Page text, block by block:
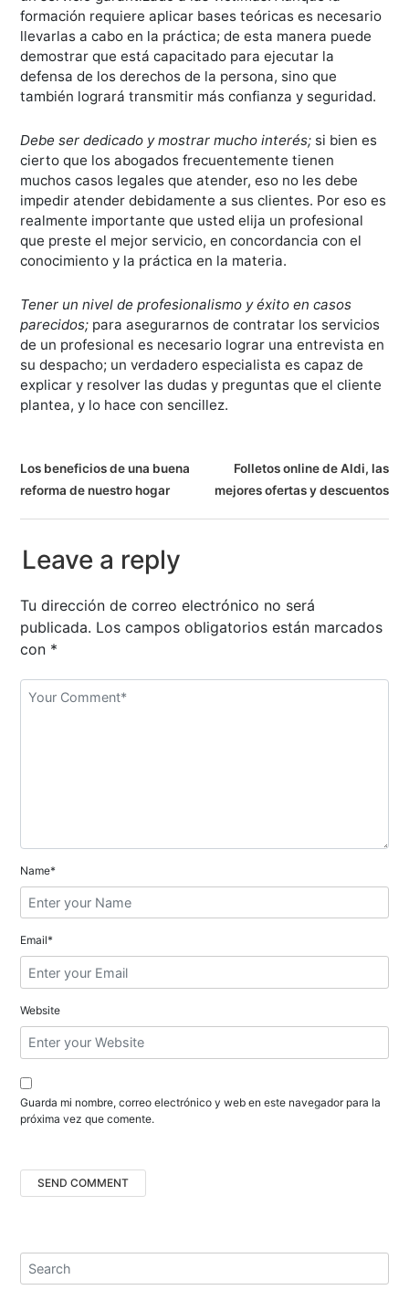
formación requiere aplicar bases teóricas es necesario
llevarlas a cabo en la práctica; de esta manera puede
demostrar que está capacitado para ejecutar la
defensa de los derechos de la persona, sino que
también logrará transmitir más confianza y seguridad.
Debe ser dedicado y mostrar mucho interés; si bien es
cierto que los abogados frecuentemente tienen
muchos casos legales que atender, eso no les debe
impedir atender debidamente a sus clientes. Por eso es
realmente importante que usted elija un profesional
que preste el mejor servicio, en concordancia con el
conocimiento y la práctica en la materia.
Tener un nivel de profesionalismo y éxito en casos
parecidos; para asegurarnos de contratar los servicios
de un profesional es necesario lograr una entrevista en
su despacho; un verdadero especialista es capaz de
explicar y resolver las dudas y preguntas que el cliente
plantea, y lo hace con sencillez.
N
a
v
e
g
a
c
e
e
n
t
r
a
d
a
s
Los beneficios de una buena
reforma de nuestro hogar
Folletos online de Aldi, las
mejores ofertas y descuentos
Leave a reply
Tu dirección de correo electrónico no será
publicada. Los campos obligatorios están marcados
con *
Name*
Email*
Website
Guarda mi nombre, correo electrónico y web en este navegador para la
próxima vez que comente.